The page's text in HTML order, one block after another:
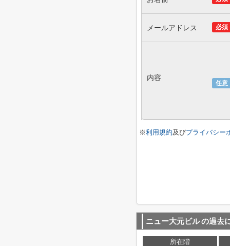
必須
メールアドレス
任意
内容
※利用規約及びプライバシー
ニュー大元ビルの過去
所在階